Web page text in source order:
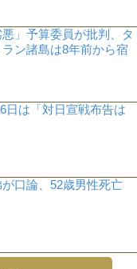
」予算委員が批判、タ
ン諸島は8年前から宿
日は「対日宣戦布告は
口論、52歳男性死亡